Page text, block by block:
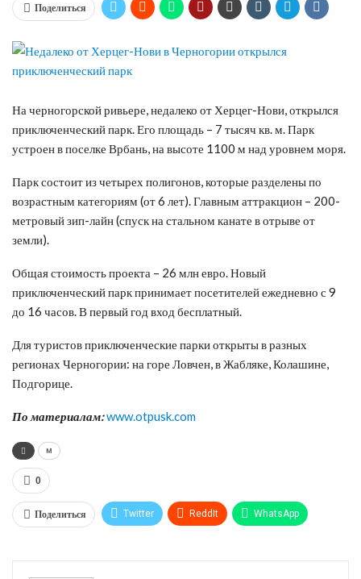
Поделиться
​На черногорской ривьере, недалеко от Херцег-Нови, открылся
приключенческий парк. Его площадь – 7 тысяч кв. м. Парк
устроен в поселке Врбань, на высоте 1100 м над уровнем моря.
Парк состоит из четырех полигонов, которые разделены по
возрастным категориям (от 6 лет). Главным аттракцион – 200-
метровый зип-лайн (спуск на стальном канате в отрыве от
земли).
Общая стоимость проекта – 26 млн евро. Новый
приключенческий парк принимает посетителей ежедневно с 9
до 16 часов. В первый год вход бесплатный.
Для туристов приключенческие парки открыты в разных
регионах Черногории: на горе Ловчен, в Жабляке, Колашине,
Подгорице.
По материалам:www.otpusk.com
м
0
Поделиться Twitter ReddIt WhatsApp